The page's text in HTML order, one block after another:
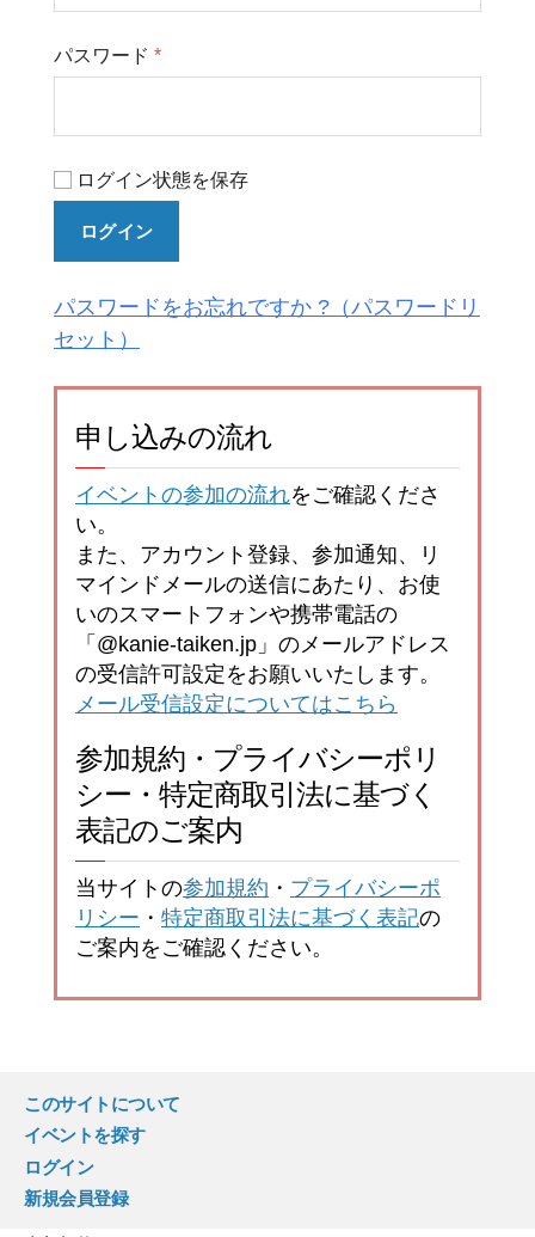
パスワード *
ログイン状態を保存
ログイン
パスワードをお忘れですか ?
申し込みの流れ
イベントの参加の流れをご確認くださ
い。
また、アカウント登録、参加通知、リ
マインドメールの送信にあたり、お使
いのスマートフォンや携帯電話の
「@kanie-taiken.jp」のメールアドレス
の受信許可設定をお願いいたします。
メール受信設定についてはこちら
参加規約・プライバシーポリ
シー・特定商取引法に基づく
表記のご案内
当サイトの参加規約 ・ プライバシーポ
リシー ・ 特定商取引法に基づく表記の
ご案内をご確認ください。
このサイトについて
イベントを探す
ログイン
新規会員登録